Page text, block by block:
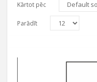
Kārtot pēc
Parādīt